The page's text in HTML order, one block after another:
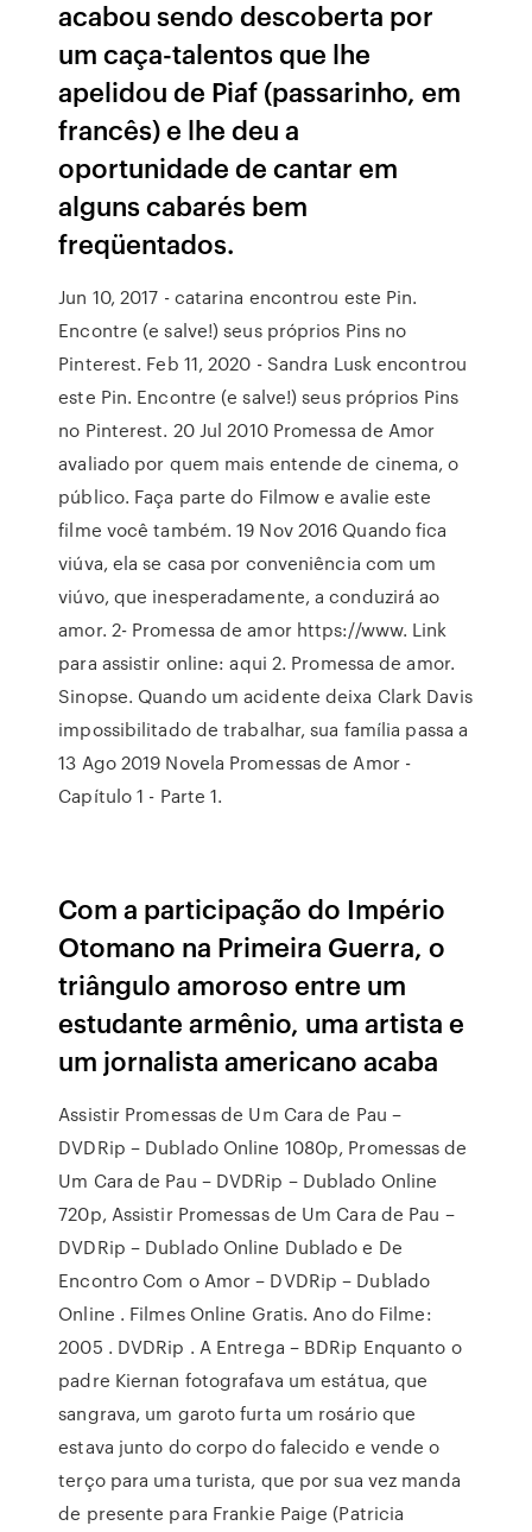
acabou sendo descoberta por
um caça-talentos que lhe
apelidou de Piaf (passarinho, em
francês) e lhe deu a
oportunidade de cantar em
alguns cabarés bem
freqüentados.
Jun 10, 2017 - catarina encontrou este Pin.
Encontre (e salve!) seus próprios Pins no
Pinterest. Feb 11, 2020 - Sandra Lusk encontrou
este Pin. Encontre (e salve!) seus próprios Pins
no Pinterest. 20 Jul 2010 Promessa de Amor
avaliado por quem mais entende de cinema, o
público. Faça parte do Filmow e avalie este
filme você também. 19 Nov 2016 Quando fica
viúva, ela se casa por conveniência com um
viúvo, que inesperadamente, a conduzirá ao
amor. 2- Promessa de amor https://www. Link
para assistir online: aqui 2. Promessa de amor.
Sinopse. Quando um acidente deixa Clark Davis
impossibilitado de trabalhar, sua família passa a
13 Ago 2019 Novela Promessas de Amor -
Capítulo 1 - Parte 1.
Com a participação do Império
Otomano na Primeira Guerra, o
triângulo amoroso entre um
estudante armênio, uma artista e
um jornalista americano acaba
Assistir Promessas de Um Cara de Pau –
DVDRip – Dublado Online 1080p, Promessas de
Um Cara de Pau – DVDRip – Dublado Online
720p, Assistir Promessas de Um Cara de Pau –
DVDRip – Dublado Online Dublado e De
Encontro Com o Amor – DVDRip – Dublado
Online . Filmes Online Gratis. Ano do Filme:
2005 . DVDRip . A Entrega – BDRip Enquanto o
padre Kiernan fotografava um estátua, que
sangrava, um garoto furta um rosário que
estava junto do corpo do falecido e vende o
terço para uma turista, que por sua vez manda
de presente para Frankie Paige (Patricia